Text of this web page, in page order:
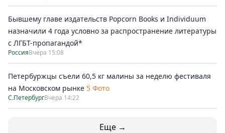
Бывшему главе издательств Popcorn Books и Individuum
назначили 4 года условно за распространение литературы
с ЛГБТ-пропагандой*
РоссияВчера 15:08
Петербуржцы съели 60,5 кг малины за неделю фестиваля
на Московском рынке 5 Фото
С.ПетербургВчера 14:22
Еще →